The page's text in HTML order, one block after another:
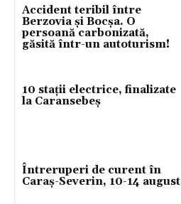
Accident teribil între
Berzovia și Bocșa. O
persoană carbonizată,
găsită într-un autoturism!
10 stații electrice, finalizate
la Caransebeș
Întreruperi de curent în
Caraș-Severin, 10-14 august